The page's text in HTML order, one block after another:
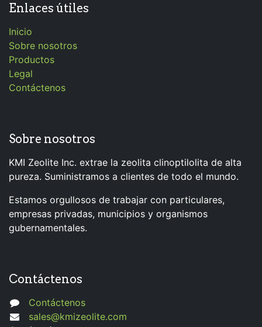
Enlaces útiles
Inicio
Sobre nosotros
Productos
Legal
Contáctenos
Sobre nosotros
KMI Zeolite Inc. extrae la zeolita clinoptilolita de alta
pureza. Suministramos a clientes de todo el mundo.
Estamos orgullosos de trabajar con particulares,
empresas privadas, municipios y organismos
gubernamentales.
Contáctenos
Contáctenos
sales@kmizeolite.com